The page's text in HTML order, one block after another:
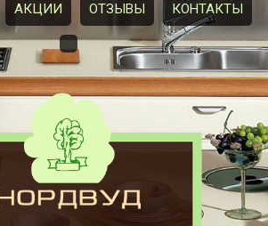
АКЦИИ ОТЗЫВЫ КОНТАКТЫ